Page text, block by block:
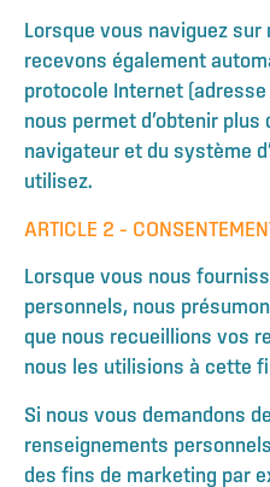
Lorsque vous naviguez
recevons également
protocole Internet
nous permet d’obtenir
navigateur et du système
utilisez.
ARTICLE 2 –
Lorsque vous nous
personnels, nous
que nous recueillions vos
nous les utilisions à cette
Si nous vous demandons
renseignements
des fins de marketing par